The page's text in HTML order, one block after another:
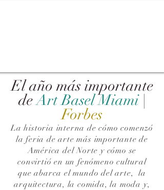
El año más importante
de Art Basel Miami |
Forbes
La historia interna de cómo comenzó
la feria de arte más importante de
América del Norte y cómo se
convirtió en un fenómeno cultural
que abarca el mundo del arte,la
arquitectura, la comida, la moda y,